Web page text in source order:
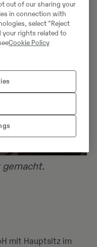
mit Hauptsitz im
out of our sharing your
in connection with
select "Reject
your rights related to
Cookie Policy